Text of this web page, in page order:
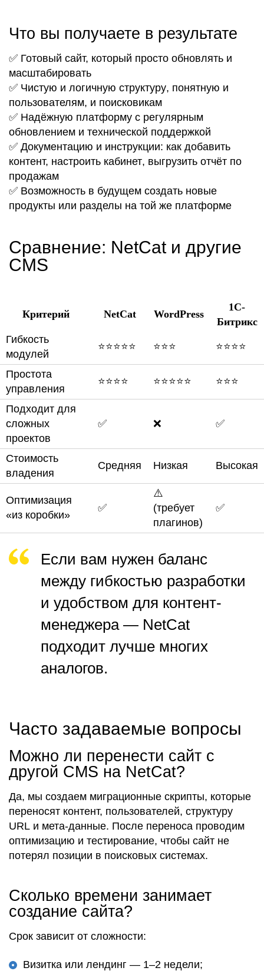
Что вы получаете в результате
✅ Готовый сайт, который просто обновлять и
масштабировать
✅ Чистую и логичную структуру, понятную и
пользователям, и поисковикам
✅ Надёжную платформу с регулярным
обновлением и технической поддержкой
✅ Документацию и инструкции: как добавить
контент, настроить кабинет, выгрузить отчёт по
продажам
✅ Возможность в будущем создать новые
продукты или разделы на той же платформе
Сравнение: NetCat и другие
CMS
Критерий NetCat WordPress
1С-
Битрикс
Гибкость
модулей
⭐⭐⭐⭐⭐ ⭐⭐⭐ ⭐⭐⭐⭐
Простота
управления
⭐⭐⭐⭐ ⭐⭐⭐⭐⭐ ⭐⭐⭐
Подходит для
сложных
проектов
✅ ❌ ✅
Стоимость
владения
Средняя Низкая Высокая
Оптимизация
«из коробки»
✅
⚠️
(требует
плагинов)
✅
Если вам нужен баланс
между гибкостью разработки
и удобством для контент-
менеджера — NetCat
подходит лучше многих
аналогов.
Часто задаваемые вопросы
Можно ли перенести сайт с
другой CMS на NetCat?
Да, мы создаем миграционные скрипты, которые
переносят контент, пользователей, структуру
URL и мета-данные. После переноса проводим
оптимизацию и тестирование, чтобы сайт не
потерял позиции в поисковых системах.
Сколько времени занимает
создание сайта?
Срок зависит от сложности:
Визитка или лендинг — 1–2 недели;